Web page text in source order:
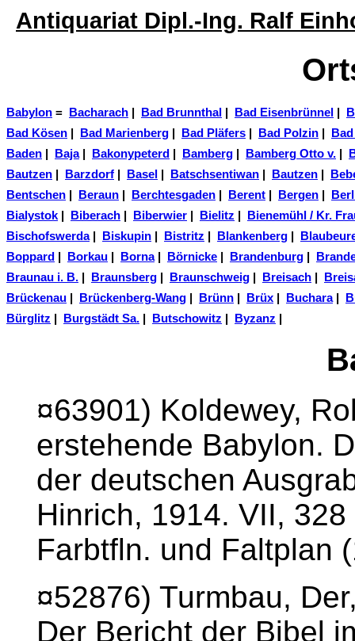
Antiquariat Dipl.-Ing. Ralf
Babylon = Bacharach Bad Brunnthal Bad Eisenbrünnel
Bad Kösen
Bad Marienberg Bad Pläfers Bad Polzin
Baden
Baja| Bakonypeterd Bamberg Bamberg Otto v.
Bautzen
Barzdorf Basel Batschsentiwan Bautzen
Bentschen
Beraun Berchtesgaden Berent Bergen
Bialystok
Biberach Biberwier Bielitz
Bienemühl / Kr.
Bischofswerda| Biskupin Bistritz Blankenberg
Boppard
Borkau Borna| Börnicke Brandenburg
Braunau i. B.
Braunsberg Braunschweig Breisach
Brückenau
Brückenberg-Wang Brünn Brüx Buchara|
Bürglitz
Burgstädt Sa. Butschowitz Byzanz
¤63901) Koldewey,
erstehende Babylon.
der deutschen
Hinrich, 1914. VII,
Farbtfln. und Faltplan
¤52876) Turmbau,
Der Bericht der Bibel